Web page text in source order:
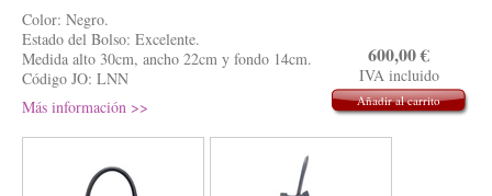
600,00€
IVA incluido
Añadir al carrito
Color: Negro.
Estado del Bolso: Excelente.
Medida alto 30cm, ancho 22cm y fondo 14cm.
Código JO: LNN
Precio: 600€
Más información >>